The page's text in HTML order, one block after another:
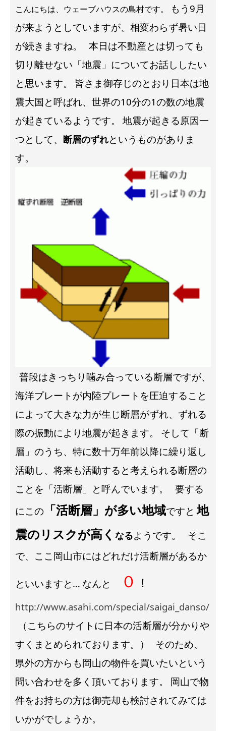
こんにちは、ウェーブハウスの島村です。
もう9月
が来ようとしていますが、相変わらず暑い日
が続きますね。
本日は不動産とは切っても
切り離せない「地震」についてお話ししたい
と思います。
皆さま御存じのとおり日本は地
震大国と呼ばれ、世界の10分の1の数の地震
が起きているようです。
地震が起きる原因一
つとして、 断層のずれというものがありま
す。
普段はきっちり噛み合っている断層ですが、
海洋プレートが内陸プレートを圧迫すること
によって大きな力が生じ断層がずれ、ずれる
際の振動により地震が起きます。
そして「断
層」のうち、特に数十万年前以降に繰り返し
活動し、将来も活動すると考えられる断層の
ことを「活断層」と呼んでいます。
要する
にこの 「活断層」が多い地域ですと 地
震のリスクが高く なるようです。
そこ
で、ここ岡山市にはどれだけ活断層があるか
といいますと… なんと ０ ！
http://www.asahi.com/special/saigai_danso/
（こちらのサイトに日本の活断層が分かりや
すくまとめられております。）
そのため、
県外の方からも岡山の物件を買いたいという
問い合わせを多く頂いております。
岡山で物
件をお持ちの方は御売却も検討されてみては
いかがでしょうか。